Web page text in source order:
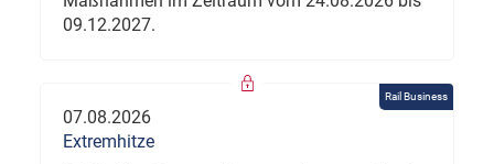
09.12.2027.
Rail Business
07.08.2026
Extremhitze